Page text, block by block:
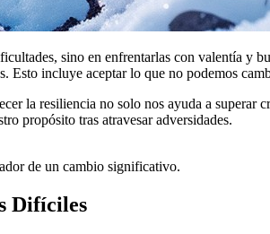
sino en enfrentarlas con valentía y
Esto incluye aceptar lo que no podemos
la resiliencia no solo nos ayuda a superar
propósito tras atravesar adversidades.
de un cambio significativo.
Difíciles